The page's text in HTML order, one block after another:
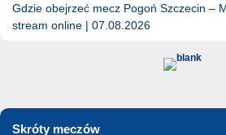
Gdzie obejrzeć mecz Pogoń Szczecin –
stream online | 07.08.2026
Skróty meczów